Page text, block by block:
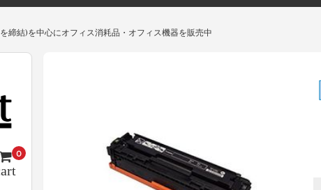
締結)を中心にオフィス消耗品・オフィス機器を販売中
0